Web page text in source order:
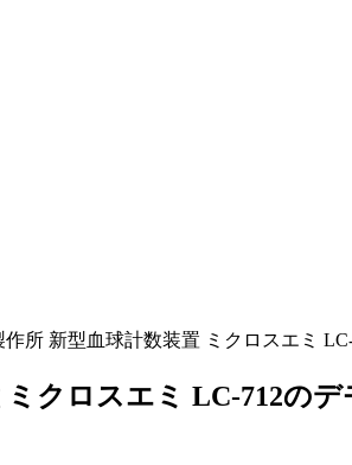
作所 新型血球計数装置 ミクロスエミ
クロスエミ LC-712の